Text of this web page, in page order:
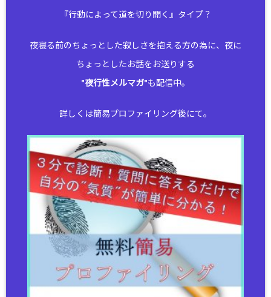
『行動によって道を切り開く』タイプ？
夜寝る前のちょっとした寂しさを抱える方の為に、夜に
ちょっとしたお話をお送りする
"夜行性メルマガ"も配信中。
詳しくは簡易プロファイリング後にて。